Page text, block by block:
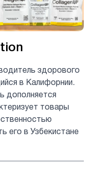
здорового
в Калифорнии.
дополняется
товары
его в Узбекистане